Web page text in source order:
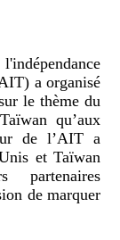
a organisé
le thème du
qu’aux
de l’AIT a
et Taïwan
partenaires
de marquer